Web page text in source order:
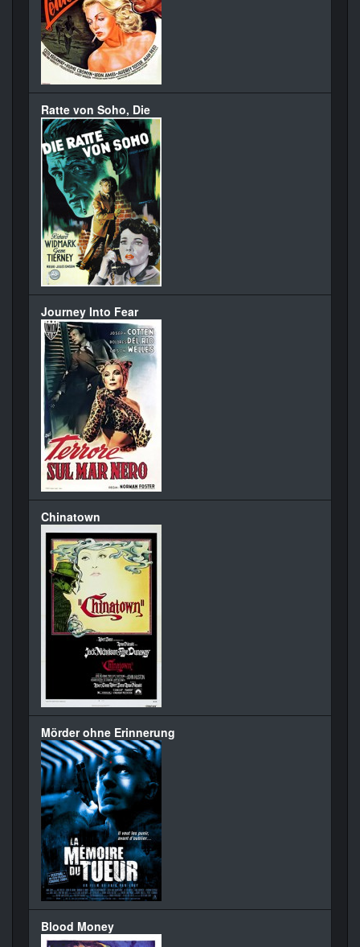
Ratte von Soho, Die
Journey Into Fear
Chinatown
Mörder ohne Erinnerung
Blood Money